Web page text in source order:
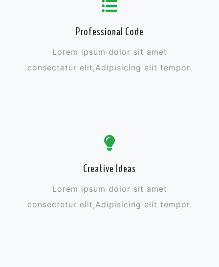
Professional Code
Lorem ipsum dolor sit amet
consectetur elit,Adipisicing elit tempor.
Creative Ideas
Lorem ipsum dolor sit amet
consectetur elit,Adipisicing elit tempor.